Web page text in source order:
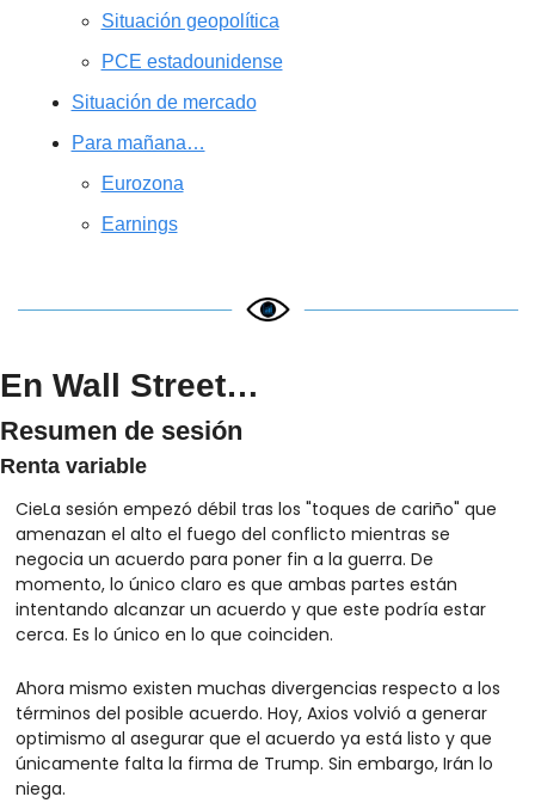
Situación geopolítica
PCE estadounidense
Situación de mercado
Para mañana…
Eurozona
Earnings
En Wall Street…
Resumen de sesión
Renta variable
CieLa sesión empezó débil tras los "toques de cariño" que
amenazan el alto el fuego del conflicto mientras se
negocia un acuerdo para poner fin a la guerra. De
momento, lo único claro es que ambas partes están
intentando alcanzar un acuerdo y que este podría estar
cerca. Es lo único en lo que coinciden.
Ahora mismo existen muchas divergencias respecto a los
términos del posible acuerdo. Hoy, Axios volvió a generar
optimismo al asegurar que el acuerdo ya está listo y que
únicamente falta la firma de Trump. Sin embargo, Irán lo
niega.